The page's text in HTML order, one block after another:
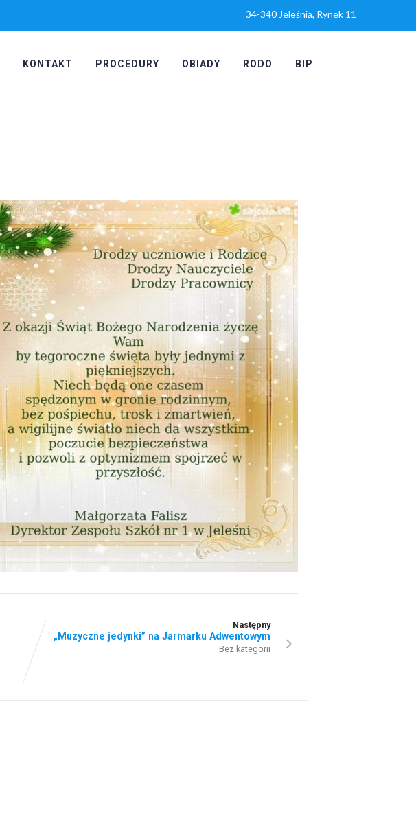
34-340 Jeleśnia, Rynek 11
KONTAKT PROCEDURY OBIADY RODO BIP
Następny
„Muzyczne jedynki” na Jarmarku Adwentowym
Bez kategorii